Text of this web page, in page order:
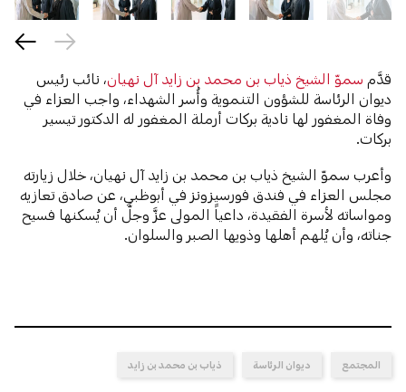
قدَّم سموّ الشيخ ذياب بن محمد بن زايد آل نهيان، نائب رئيس
ديوان الرئاسة للشؤون التنموية وأُسر الشهداء، واجب العزاء في
وفاة المغفور لها نادية بركات أرملة المغفور له الدكتور تيسير
بركات.
وأعرب سموّ الشيخ ذياب بن محمد بن زايد آل نهيان، خلال زيارته
مجلس العزاء في فندق فورسيزونز في أبوظبي، عن صادق تعازيه
ومواساته لأسرة الفقيدة، داعياً المولى عزَّ وجلَّ أن يُسكنها فسيح
جناته، وأن يُلهم أهلها وذويها الصبر والسلوان.
المجتمع ديوان الرئاسة ذياب بن محمد بن زايد